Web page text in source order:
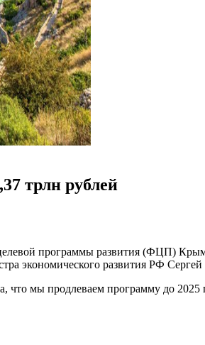
трлн рублей
программы развития (ФЦП)
экономического развития РФ Сергей
что мы продлеваем программу до